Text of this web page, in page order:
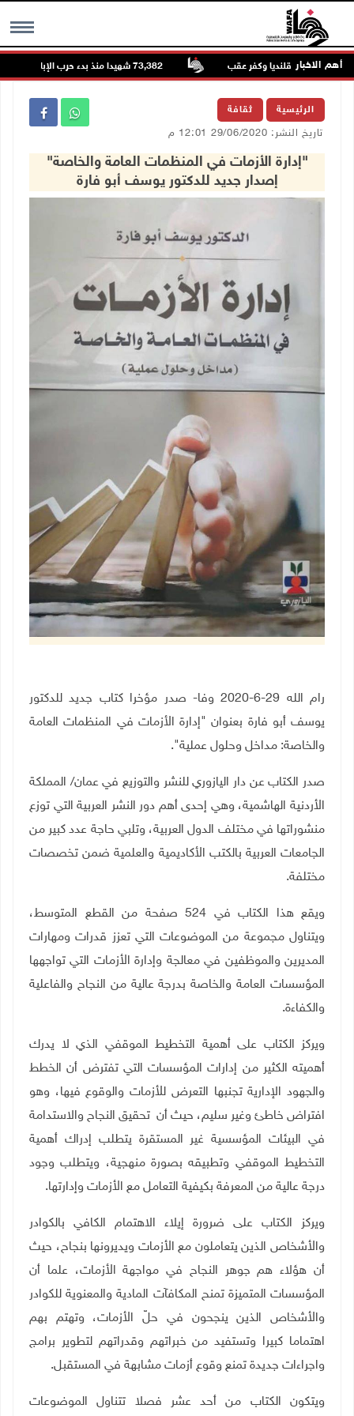
MENU أهم الاخبار 73,382 شهيدا منذ بدء حرب الإبادة على قطاع غزة
الرئيسية ثقافة
تاريخ النشر: 29/06/2020 12:01 م
"إدارة الأزمات في المنظمات العامة والخاصة"
إصدار جديد للدكتور يوسف أبو فارة
رام الله 29-6-2020 وفا- صدر مؤخرا كتاب جديد للدكتور
يوسف أبو فارة بعنوان "إدارة الأزمات في المنظمات العامة
والخاصة: مداخل وحلول عملية".
صدر الكتاب عن دار اليازوري للنشر والتوزيع في عمان/ المملكة
الأردنية الهاشمية، وهي إحدى أهم دور النشر العربية التي توزع
منشوراتها في مختلف الدول العربية، وتلبي حاجة عدد كبير من
الجامعات العربية بالكتب الأكاديمية والعلمية ضمن تخصصات
مختلفة.
ويقع هذا الكتاب في 524 صفحة من القطع المتوسط،
ويتناول مجموعة من الموضوعات التي تعزز قدرات ومهارات
المديرين والموظفين في معالجة وإدارة الأزمات التي تواجهها
المؤسسات العامة والخاصة بدرجة عالية من النجاح والفاعلية
والكفاءة.
ويركز الكتاب على أهمية التخطيط الموقفي الذي لا يدرك
أهميته الكثير من إدارات المؤسسات التي تفترض أن الخطط
والجهود الإدارية تجنبها التعرض للأزمات والوقوع فيها، وهو
افتراض خاطئ وغير سليم، حيث أن تحقيق النجاح والاستدامة
في البيئات المؤسسية غير المستقرة يتطلب إدراك أهمية
التخطيط الموقفي وتطبيقه بصورة منهجية، ويتطلب وجود
درجة عالية من المعرفة بكيفية التعامل مع الأزمات وإدارتها.
ويركز الكتاب على ضرورة إيلاء الاهتمام الكافي بالكوادر
والأشخاص الذين يتعاملون مع الأزمات ويديرونها بنجاح، حيث
أن هؤلاء هم جوهر النجاح في مواجهة الأزمات، علما أن
المؤسسات المتميزة تمنح المكافآت المادية والمعنوية للكوادر
والأشخاص الذين ينجحون في حلّ الأزمات، وتهتم بهم
اهتماما كبيرا وتستفيد من خبراتهم وقدراتهم لتطوير برامج
واجراءات جديدة تمنع وقوع أزمات مشابهة في المستقبل.
ويتكون الكتاب من أحد عشر فصلا تتناول الموضوعات